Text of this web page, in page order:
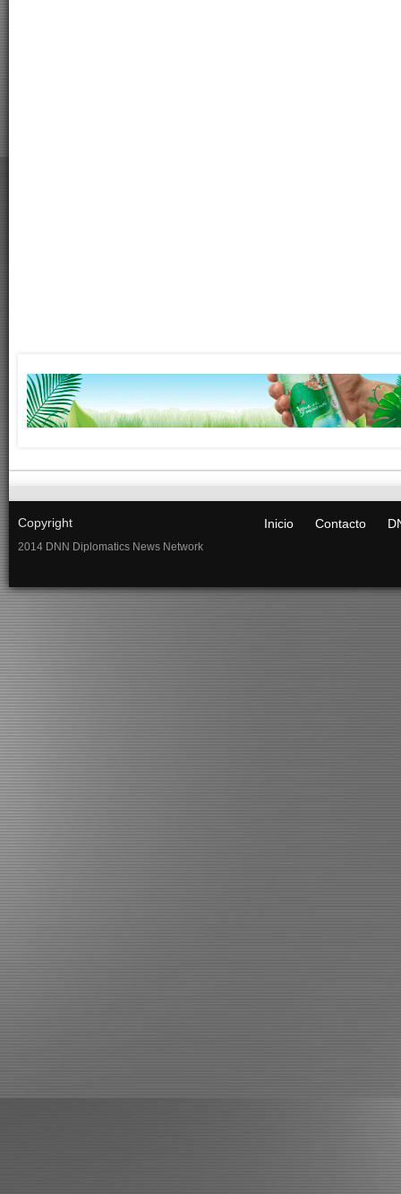
Copyright
2014 DNN Diplomatics News Network
Inicio Contacto